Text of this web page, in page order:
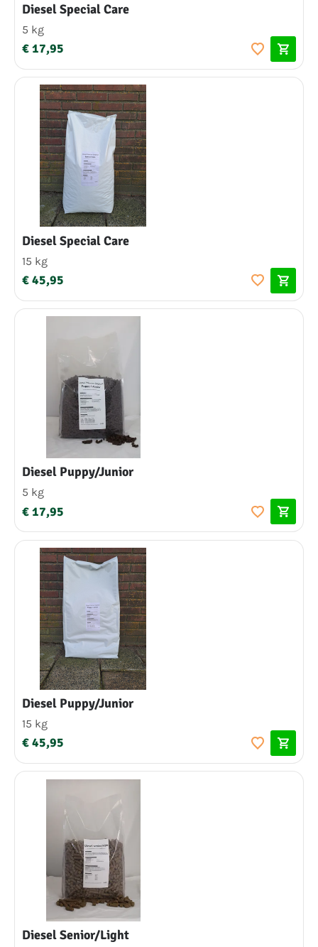
Diesel Special Care
5 kg
€ 17,95
Diesel Special Care
15 kg
€ 45,95
Diesel Puppy/Junior
5 kg
€ 17,95
Diesel Puppy/Junior
15 kg
€ 45,95
Diesel Senior/Light